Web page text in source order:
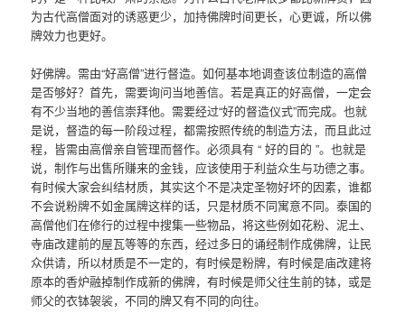
为古代高僧面对的诱惑更少，加持佛牌时间更长，心更诚，所以佛
牌效力也更好。
好佛牌。需由“好高僧”进行督造。如何基本地调查该位制造的高僧
是否够好？首先，需要询问当地善信。若是真正的好高僧，一定会
有不少当地的善信崇拜他。需要经过“好的督造仪式”而完成。也就
是说，督造的每一阶段过程，都需按照传统的制造方法，而且此过
程，皆需由高僧亲自管理而督作。必须具有 “ 好的目的 ”。也就是
说，制作与出售所赚来的金钱，应该使用于利益众生与功德之事。
有时候大家会纠结材质，其实这个不是决定圣物好坏的因素，谁都
不会说粉牌不如金属牌这样的话，只是材质不同寓意不同。泰国的
高僧他们在修行的过程中搜集一些物品，将这些例如花粉、泥土、
寺庙改建前的屋瓦等等的东西，经过多日的诵经制作成佛牌，让民
众供请，所以材质是不一定的，有时候是粉牌，有时候是庙改建将
原本的香炉融掉制作成新的佛牌，有时候是师父往生前的钵，或是
师父的衣钵袈裟，不同的牌又有不同的向往。